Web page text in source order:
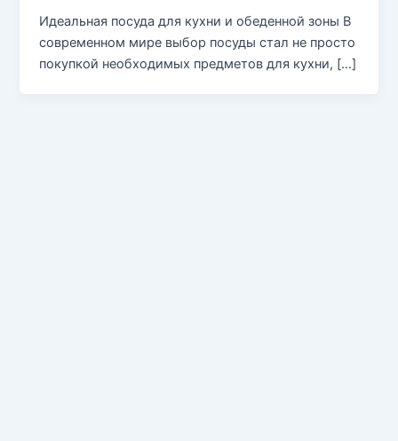
Идеальная посуда для кухни и обеденной зоны В
современном мире выбор посуды стал не просто
покупкой необходимых предметов для кухни, […]